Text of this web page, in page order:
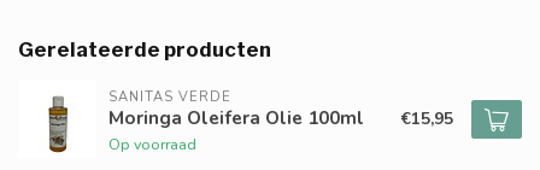
Gerelateerde producten
SANITAS VERDE
Moringa Oleifera Olie 100ml
Op voorraad
€15,95